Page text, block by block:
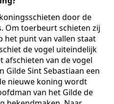
door de
Om toerbeurt schieten zij
het punt van vallen staat
de vogel uiteindelijk
afschieten van de vogel
Sint Sebastiaan een
nieuwe koning wordt
van het Gilde de